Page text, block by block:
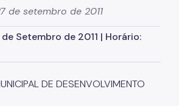
de setembro de 2011
Setembro de 2011 | Horário:
DE DESENVOLVIMENTO